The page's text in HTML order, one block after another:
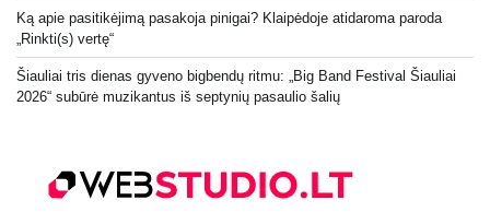
Ką apie pasitikėjimą pasakoja pinigai? Klaipėdoje atidaroma paroda
„Rinkti(s) vertę“
Šiauliai tris dienas gyveno bigbendų ritmu: „Big Band Festival Šiauliai
2026“ subūrė muzikantus iš septynių pasaulio šalių